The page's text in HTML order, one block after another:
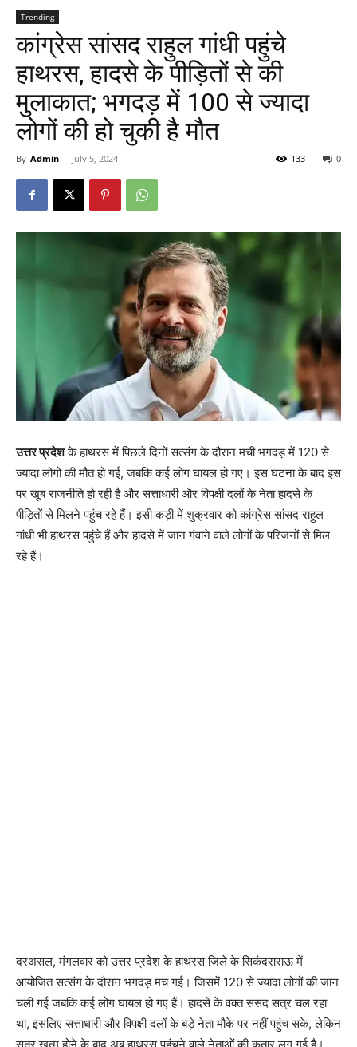
Trending
कांग्रेस सांसद राहुल गांधी पहुंचे
हाथरस, हादसे के पीड़ितों से की
मुलाकात; भगदड़ में 100 से ज्यादा
लोगों की हो चुकी है मौत
By Admin - July 5, 2024 0
133
उत्तर प्रदेशके हाथरस में पिछले दिनों सत्संग के दौरान मची भगदड़ में 120 से
ज्यादा लोगों की मौत हो गई, जबकि कई लोग घायल हो गए। इस घटना के बाद इस
पर खूब राजनीति हो रही है और सत्ताधारी और विपक्षी दलों के नेता हादसे के
पीड़ितों से मिलने पहुंच रहे हैं। इसी कड़ी में शुक्रवार को कांग्रेस सांसद राहुल
गांधी भी हाथरस पहुंचे हैं और हादसे में जान गंवाने वाले लोगों के परिजनों से मिल
रहे हैं।
दरअसल, मंगलवार को उत्तर प्रदेश के हाथरस जिले के सिकंदराराऊ में
आयोजित सत्संग के दौरान भगदड़ मच गई। जिसमें 120 से ज्यादा लोगों की जान
चली गई जबकि कई लोग घायल हो गए हैं। हादसे के वक्त संसद सत्र चल रहा
था, इसलिए सत्ताधारी और विपक्षी दलों के बड़े नेता मौके पर नहीं पहुंच सके, लेकिन